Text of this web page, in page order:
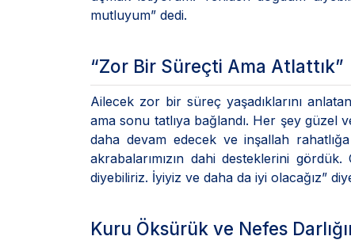
mutluyum” dedi.
“Zor Bir Süreçti Ama Atlattık”
Ailecek zor bir süreç yaşadıklarını
ama sonu tatlıya bağlandı. Her şey güzel
daha devam edecek ve inşallah
akrabalarımızın dahi desteklerini
diyebiliriz. İyiyiz ve daha da iyi olacağız”
Kuru Öksürük ve Nefes